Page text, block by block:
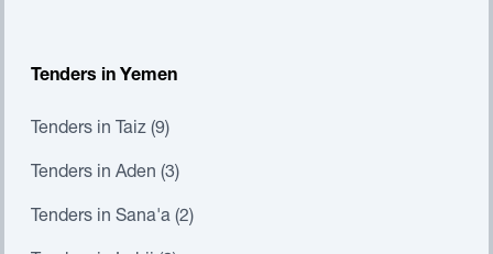
Tenders in Yemen
Tenders in Taiz (9)
Tenders in Aden (3)
Tenders in Sana'a (2)